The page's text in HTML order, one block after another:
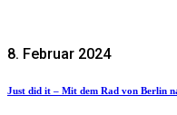
8. Februar 2024
Just did it – Mit dem Rad von Berlin